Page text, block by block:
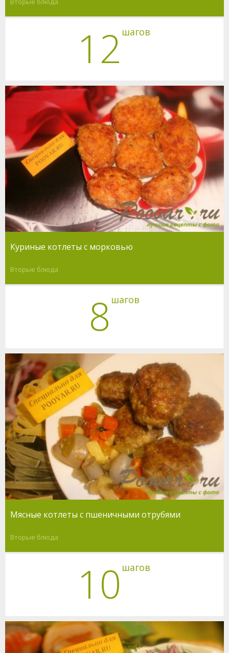
12 шагов
Куриные котлеты с морковью
Вторые блюда
8 шагов
Мясные котлеты с пшеничными отрубями
Вторые блюда
10 шагов